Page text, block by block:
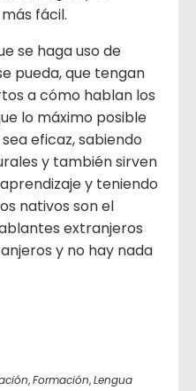
fácil.
se haga uso de
pueda, que tengan
a cómo hablan los
lo máximo posible
eficaz, sabiendo
y también sirven
y teniendo
nativos son el
extranjeros
y no hay nada
,Formación,Lengua